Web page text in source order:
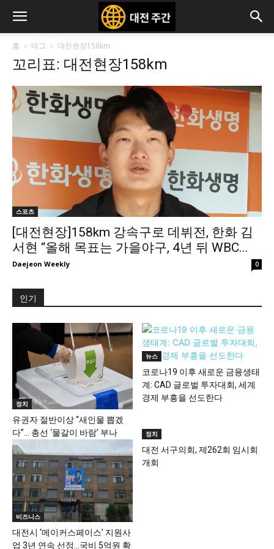
홈 태그 대전현장158km
꼬리표: 대전현장158km
스포츠
[대전현장]158km 강속구로 데뷔전, 한화 김
서현 “올해 목표는 가을야구, 4년 뒤 WBC...
Daejeon Weekly 0
인기
정치
유권자 절반이상 “새인물 뽑겠
다”… 총선 ‘물갈이 바람’ 부나
뉴스
코로나19 이후 새로운 금융생태
계: CAD 글로벌 투자대회, 세계
경제 부흥을 선도한다
비즈니스
대전시 ‘메이커스페이스’ 지원사
업 3년 연속 선정…국비 5억원 확
정치
대전 서구의회, 제262회 임시회
개회